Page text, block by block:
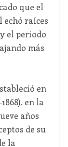
que el
raíces
el periodo
más
en
en la
años
de su
la